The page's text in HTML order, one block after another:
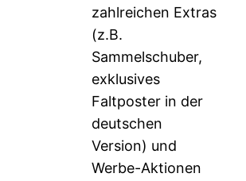
zahlreichen Extras
(z.B.
Sammelschuber,
exklusives
Faltposter in der
deutschen
Version) und
Werbe-Aktionen